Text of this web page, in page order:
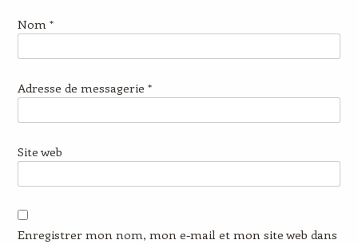
Nom *
Adresse de messagerie *
Site web
Enregistrer mon nom, mon e-mail et mon site web dans